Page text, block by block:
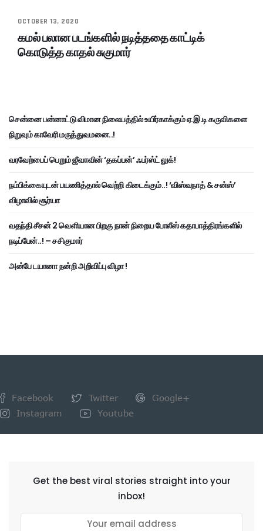
OCTOBER 13, 2020
கமல் பலான படங்களில் நடித்ததை காட்டிக்
கொடுத்த காதல் சுகுமார்
சென்னை பன்னாட்டு விமான நிலையத்தில் உயிர்காக்கும் ஏ.இ.டி கருவிகளை
நிறுவும் காவேரி மருத்துவமனை..!
வரவேற்பைப் பெறும் ஜீவாவின் ‘தகப்பன்’ ஃபர்ஸ்ட் லுக்!
நம்பிக்கையுடன் பயணித்தால் வெற்றி கிடைக்கும்..! ‘விஸ்வநாத் & சன்ஸ்’
விழாவில் சூர்யா
வதந்தி சீசன் 2 வெளியான பிறகு நான் நிறைய போலீஸ் கதாபாத்திரங்களில்
நடிப்பேன்..! – சசிகுமார்
அன்பே டயானா நன்றி அறிவிப்பு விழா !
Facebook Twitter
Google+
Instagram
Youtube
Get the best viral stories straight into your
inbox!